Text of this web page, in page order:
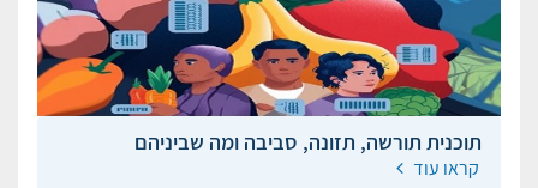
תוכנית תורשה, תזונה, סביבה ומה שביניהם
קראו עוד